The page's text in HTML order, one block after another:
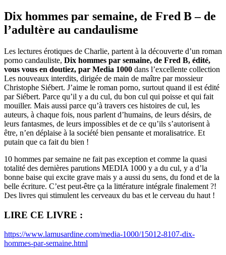
Dix hommes par semaine, de Fred B – de
l’adultère au candaulisme
Les lectures érotiques de Charlie, partent à la découverte d’un roman
porno candauliste, Dix hommes par semaine, de Fred B, édité,
vous vous en doutiez, par Media 1000 dans l’excellente collection
Les nouveaux interdits, dirigée de main de maître par mossieur
Christophe Siébert. J’aime le roman porno, surtout quand il est édité
par Siébert. Parce qu’il y a du cul, du bon cul qui poisse et qui fait
mouiller. Mais aussi parce qu’à travers ces histoires de cul, les
auteurs, à chaque fois, nous parlent d’humains, de leurs désirs, de
leurs fantasmes, de leurs impossibles et de ce qu’ils s’autorisent à
être, n’en déplaise à la société bien pensante et moralisatrice. Et
putain que ca fait du bien !
10 hommes par semaine ne fait pas exception et comme la quasi
totalité des dernières parutions MEDIA 1000 y a du cul, y a d’la
bonne baise qui excite grave mais y a aussi du sens, du fond et de la
belle écriture. C’est peut-être ça la littérature intégrale finalement ?!
Des livres qui stimulent les cerveaux du bas et le cerveau du haut !
LIRE CE LIVRE :
https://www.lamusardine.com/media-1000/15012-8107-dix-
hommes-par-semaine.html